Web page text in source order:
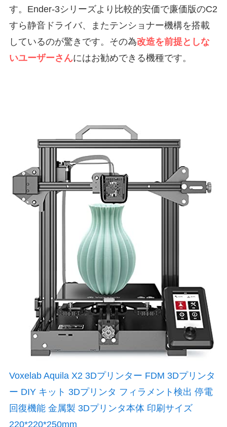
す。Ender-3シリーズより比較的安価で廉価版のC2
すら静音ドライバ、またテンショナー機構を搭載
しているのが驚きです。その為改造を前提としな
いユーザーさんにはお勧めできる機種です。
Voxelab Aquila X2 3Dプリンター FDM 3Dプリンタ
ー DIY キット 3Dプリンタ フィラメント検出 停電
回復機能 金属製 3Dプリンタ本体 印刷サイズ
220*220*250mm